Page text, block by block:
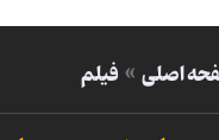
اصلی فیلم